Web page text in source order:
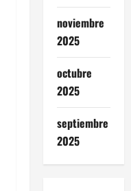
noviembre
2025
octubre
2025
septiembre
2025